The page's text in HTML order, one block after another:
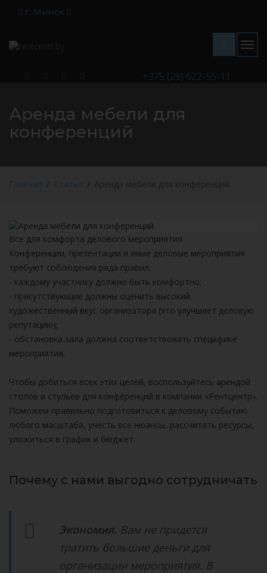
г. Минск
+375 (29) 622-55-11
Аренда мебели для
конференций
Главная Статьи Аренда мебели для конференций
Все для комфорта делового мероприятия
Конференции, презентации и иные деловые мероприятия
требуют соблюдения ряда правил:
- каждому участнику должно быть комфортно;
- присутствующие должны оценить высокий
художественный вкус организатора (это улучшает деловую
репутацию);
- обстановка зала должна соответствовать специфике
мероприятия.
Чтобы добиться всех этих целей, воспользуйтесь арендой
столов и стульев для конференций в компании «Рентцентр».
Поможем правильно подготовиться к деловому событию
любого масштаба, учесть все нюансы, рассчитать ресурсы,
уложиться в график и бюджет.
Почему с нами выгодно сотрудничать
Экономия. Вам не придется
тратить большие деньги для
организации мероприятия. В